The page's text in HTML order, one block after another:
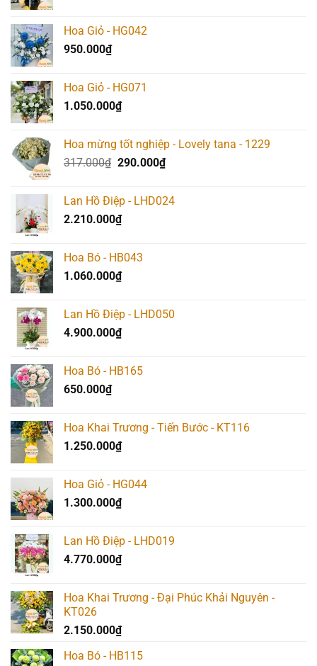
Hoa Giỏ - HG042
950.000₫
Hoa Giỏ - HG071
1.050.000₫
Hoa mừng tốt nghiệp - Lovely tana - 1229
317.000₫ Giá
317.000₫.
290.000₫Giá
là:
Lan Hồ Điệp - LHD024
2.210.000₫
Hoa Bó - HB043
1.060.000₫
Lan Hồ Điệp - LHD050
4.900.000₫
Hoa Bó - HB165
650.000₫
Hoa Khai Trương - Tiến Bước - KT116
1.250.000₫
Hoa Giỏ - HG044
1.300.000₫
Lan Hồ Điệp - LHD019
4.770.000₫
Hoa Khai Trương - Đại Phúc Khải Nguyên -
KT026
2.150.000₫
Hoa Bó - HB115